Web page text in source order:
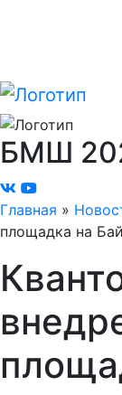
БМШ
Главная »
площадка на